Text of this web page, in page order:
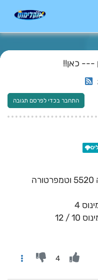
--- כאן!!
התחבר בכדי לפרסם תגובה
מפלס 500: שיהיה מקסימום בגובה 5520 וטמפרטורה
4